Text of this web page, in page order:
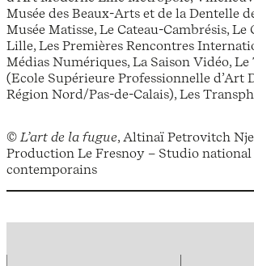
Musée des Beaux-Arts et de la Dentelle
Musée Matisse, Le Cateau-Cambrésis,
Lille, Les Premières Rencontres
Médias Numériques, La Saison Vidéo,
(Ecole Supérieure Professionnelle d’Art
Région Nord/Pas-de-Calais), Les
© L’art de la fugue, Altinaï Petrovitch
Production Le Fresnoy – Studio national
contemporains